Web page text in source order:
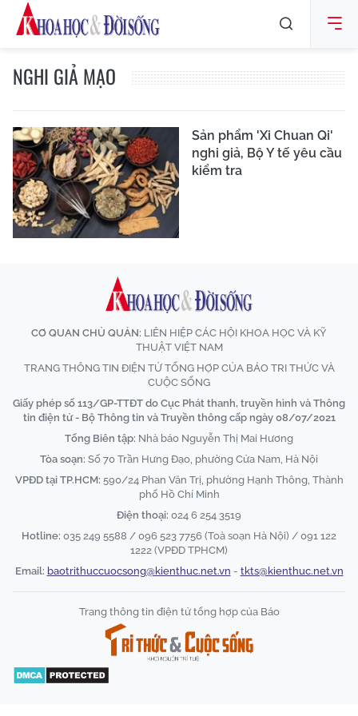
NGHI GIẢ MẠO
Sản phẩm 'Xi Chuan Qi'
nghi giả, Bộ Y tế yêu cầu
kiểm tra
CƠ QUAN CHỦ QUẢN: LIÊN HIỆP CÁC HỘI KHOA HỌC VÀ KỸ
THUẬT VIỆT NAM
TRANG THÔNG TIN ĐIỆN TỬ TỔNG HỢP CỦA BÁO TRI THỨC VÀ
CUỘC SỐNG
Giấy phép số 113/GP-TTĐT do Cục Phát thanh, truyền hình và Thông
tin điện tử - Bộ Thông tin và Truyền thông cấp ngày 08/07/2021
Tổng Biên tập: Nhà báo Nguyễn Thị Mai Hương
Tòa soạn: Số 70 Trần Hưng Đạo, phường Cửa Nam, Hà Nội
VPĐD tại TP.HCM: 590/24 Phan Văn Trị, phường Hạnh Thông, Thành
phố Hồ Chí Minh
Điện thoại: 024 6 254 3519
Hotline: 035 249 5588 / 096 523 7756 (Toà soạn Hà Nội) / 091 122
1222 (VPĐD TPHCM)
Email: baotrithuccuocsong@kienthuc.net.vn - tkts@kienthuc.net.vn
Trang thông tin điện tử tổng hợp của Báo